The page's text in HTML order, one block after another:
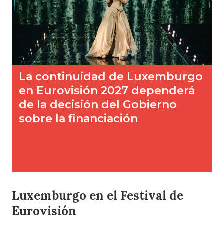
Luxemburgo en el Festival de
Eurovisión